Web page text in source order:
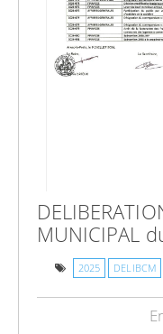
MUNICIPAL
2025 DELIBCM